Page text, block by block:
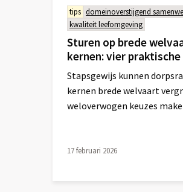
tips domeinoverstijgend
kwaliteit leefomgeving
Sturen op brede
kernen: vier
Stapsgewijs kunnen
kernen brede welvaart
weloverwogen keuzes
17 februari 2026